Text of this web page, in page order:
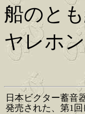
船のと
ヤレホ
日本ビクター蓄音
発売された、第1回